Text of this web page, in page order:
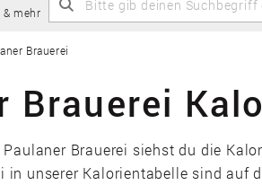
& mehr
Brauerei
Brauerei
Brauerei siehst du die
in unserer Kalorientabelle sind auf